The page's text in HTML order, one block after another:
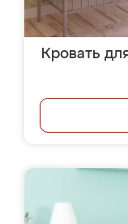
Кровать